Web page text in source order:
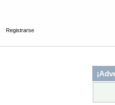
Registrarse